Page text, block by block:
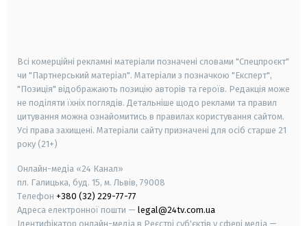
Всі комерційні рекламні матеріали позначені словами "Спецпроєкт"
чи "Партнерський матеріал". Матеріали з позначкою "Експерт",
"Позиція" відображають позицію авторів та героїв. Редакція може
не поділяти їхніх поглядів. Детальніше щодо реклами та правил
цитування можна ознайомитись в правилах користування сайтом.
Усі права захищені. Матеріали сайту призначені для осіб старше 21
року (21+)
Онлайн-медіа «24 Канал»
пл. Галицька, буд. 15, м. Львів, 79008
Телефон +380 (32) 229-77-77
Адреса електронної пошти — legal@24tv.com.ua
Ідентифікатор онлайн-медіа в Реєстрі суб'єктів у сфері медіа —